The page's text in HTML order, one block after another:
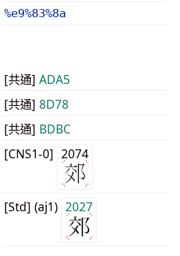
%e9%83%8a
[共通] ADA5
[共通] 8D78
[共通] BDBC
[CNS1-0] 2074
[Std] (aj1) 2027